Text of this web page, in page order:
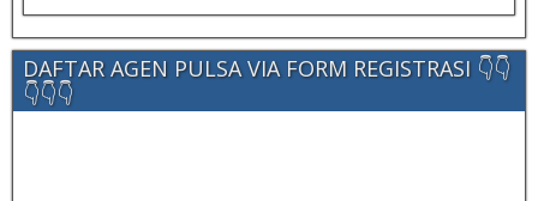
DAFTAR AGEN PULSA VIA FORM REGISTRASI 👇👇
👇👇👇